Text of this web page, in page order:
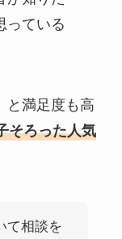
っている
と満足度も高
そろった人気
て相談を